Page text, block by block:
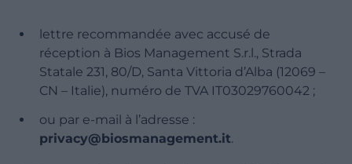
lettre recommandée avec accusé de
réception à Bios Management S.r.l., Strada
Statale 231, 80/D, Santa Vittoria d’Alba (12069 –
CN – Italie), numéro de TVA IT03029760042 ;
ou par e-mail à l’adresse :
privacy@biosmanagement.it.